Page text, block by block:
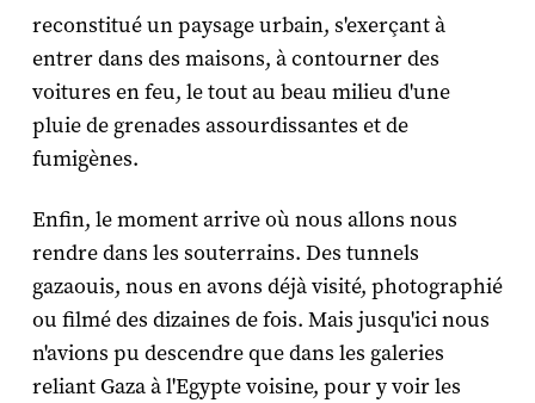
reconstitué un paysage urbain, s'exerçant à
entrer dans des maisons, à contourner des
voitures en feu, le tout au beau milieu d'une
pluie de grenades assourdissantes et de
fumigènes.
Enfin, le moment arrive où nous allons nous
rendre dans les souterrains. Des tunnels
gazaouis, nous en avons déjà visité, photographié
ou filmé des dizaines de fois. Mais jusqu'ici nous
n'avions pu descendre que dans les galeries
reliant Gaza à l'Egypte voisine, pour y voir les